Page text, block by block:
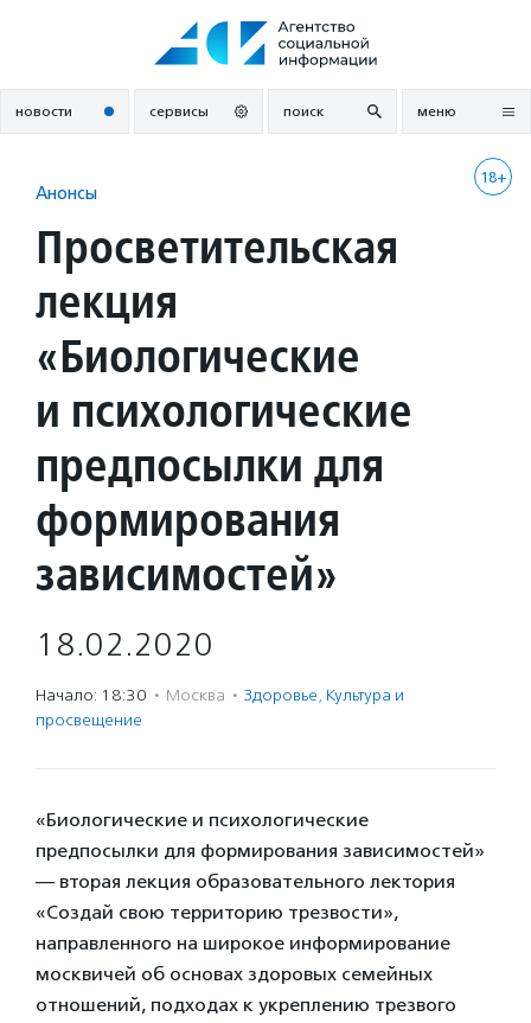
новости сервисы поиск меню
18+
Анонсы
Просветительская
лекция
«Биологические
и психологические
предпосылки для
формирования
зависимостей»
18.02.2020
Начало: 18:30 · Москва · Здоровье, Культура и
просвещение
«Биологические и психологические
предпосылки для формирования зависимостей»
— вторая лекция образовательного лектория
«Создай свою территорию трезвости»,
направленного на широкое информирование
москвичей об основах здоровых семейных
отношений, подходах к укреплению трезвого